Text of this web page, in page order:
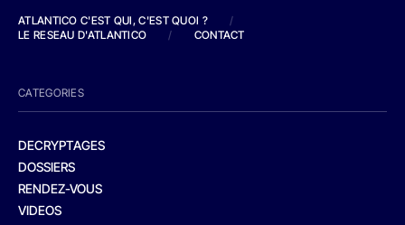
ATLANTICO C'EST QUI, C'EST QUOI ?
/
LE RESEAU D'ATLANTICO
/ CONTACT
CATEGORIES
DECRYPTAGES
DOSSIERS
RENDEZ-VOUS
VIDEOS